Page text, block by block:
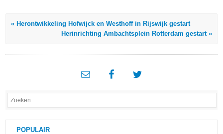
« Herontwikkeling Hofwijck en Westhoff in Rijswijk gestart
Herinrichting Ambachtsplein Rotterdam gestart »
POPULAIR